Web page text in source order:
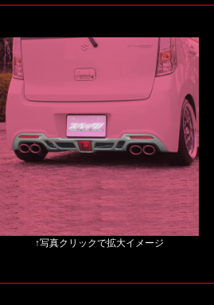
↑写真クリックで拡大イメージ